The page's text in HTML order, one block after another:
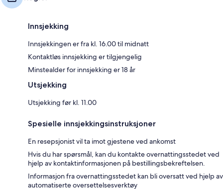
Innsjekking
Innsjekkingen er fra kl. 16.00 til midnatt
Kontaktløs innsjekking er tilgjengelig
Minstealder for innsjekking er 18 år
Utsjekking
Utsjekking før kl. 11.00
Spesielle innsjekkingsinstruksjoner
En resepsjonist vil ta imot gjestene ved ankomst
Hvis du har spørsmål, kan du kontakte overnattingsstedet ved
hjelp av kontaktinformasjonen på bestillingsbekreftelsen.
Informasjon fra overnattingsstedet kan bli oversatt ved hjelp av
automatiserte oversettelsesverktøy